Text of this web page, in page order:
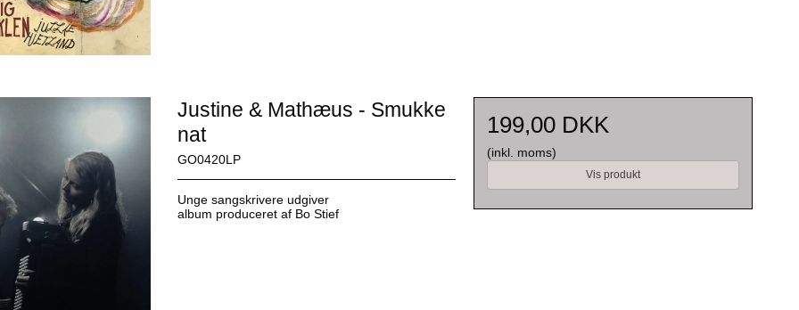
Justine & Mathæus - Smukke
nat
GO0420LP
Unge sangskrivere udgiver
album produceret af Bo Stief
199,00 DKK
(inkl. moms)
Vis produkt